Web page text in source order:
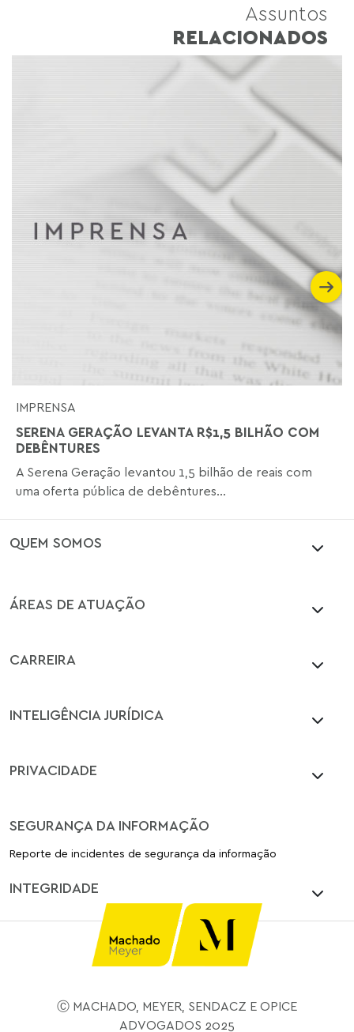
Assuntos
RELACIONADOS
IMPRENSA
SERENA GERAÇÃO LEVANTA R$1,5 BILHÃO COM
DEBÊNTURES
A Serena Geração levantou 1,5 bilhão de reais com
uma oferta pública de debêntures...
QUEM SOMOS
ÁREAS DE ATUAÇÃO
CARREIRA
INTELIGÊNCIA JURÍDICA
PRIVACIDADE
SEGURANÇA DA INFORMAÇÃO
Reporte de incidentes de segurança da informação
INTEGRIDADE
Ⓒ MACHADO, MEYER, SENDACZ E OPICE
ADVOGADOS 2025